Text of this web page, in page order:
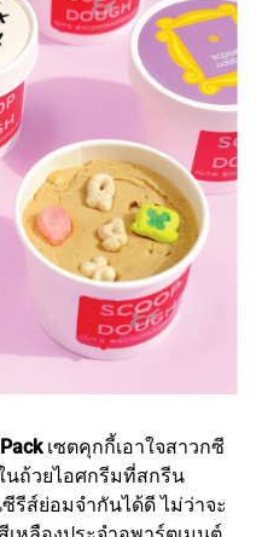
Packเซตคุกกี้เอาใจสาวกซี
นถ้วยไอศกรีมที่สกรีน
ส์ย่อมจำกันได้ดี ไม่ว่าจะ